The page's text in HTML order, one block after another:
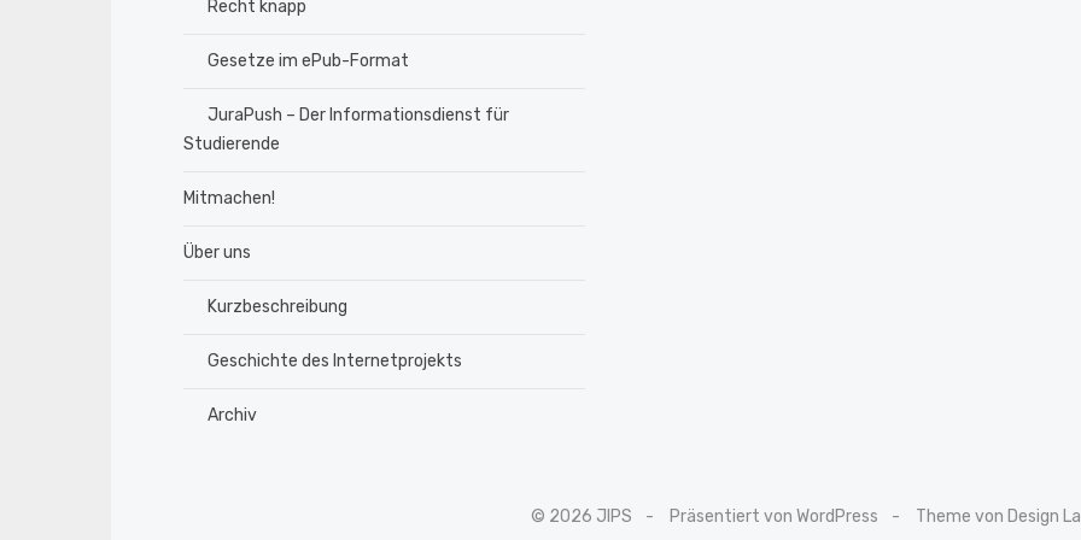
Recht knapp
Gesetze im ePub-Format
JuraPush – Der Informationsdienst für
Studierende
Mitmachen!
Über uns
Kurzbeschreibung
Geschichte des Internetprojekts
Archiv
© 2026 JIPS Präsentiert von WordPress Theme von Design